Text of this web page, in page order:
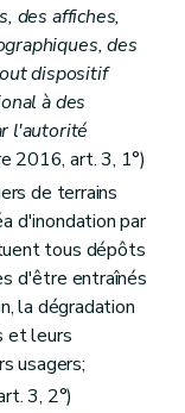
des affiches,
des
dispositif
à des
l'autorité
2016, art. 3, 1°)
de terrains
d'inondation par
tous dépôts
d'être entraînés
la dégradation
et leurs
usagers;
3, 2°)